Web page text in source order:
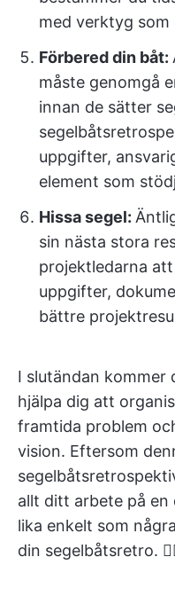
med verktyg som
Förbered din båt:
måste genomgå
innan de sätter
uppgifter,
element som
Hissa segel:
sin nästa stora
projektledarna
uppgifter,
bättre
I slutändan kommer
hjälpa dig att
framtida problem
vision. Eftersom
allt ditt arbete på
lika enkelt som
din segelbåtsretro.